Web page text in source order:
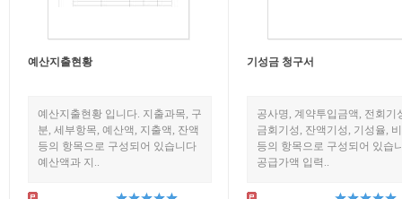
예산지출현황
예산지출현황 입니다. 지출과목, 구
분, 세부항목, 예산액, 지출액, 잔액
등의 항목으로 구성되어 있습니다
예산액과 지..
기성금 청구서
공사명, 계약투입금액, 전회기
금회기성, 잔액기성, 기성율,
등의 항목으로 구성되어 있습
공급가액 입력..